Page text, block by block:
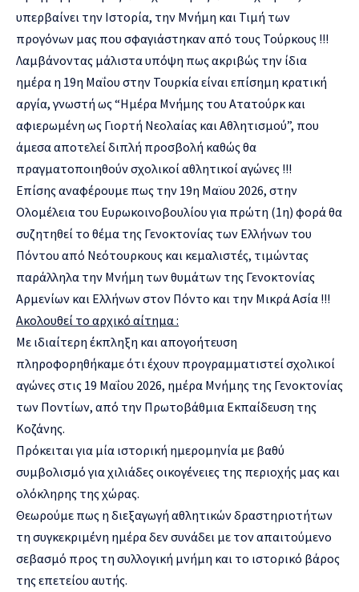
υπερβαίνει την Ιστορία, την Μνήμη και Τιμή των
προγόνων μας που σφαγιάστηκαν από τους Τούρκους !!!
Λαμβάνοντας μάλιστα υπόψη πως ακριβώς την ίδια
ημέρα η 19η Μαΐου στην Τουρκία είναι επίσημη κρατική
αργία, γνωστή ως “Ημέρα Μνήμης του Ατατούρκ και
αφιερωμένη ως Γιορτή Νεολαίας και Αθλητισμού”, που
άμεσα αποτελεί διπλή προσβολή καθώς θα
πραγματοποιηθούν σχολικοί αθλητικοί αγώνες !!!
Επίσης αναφέρουμε πως την 19η Μαϊου 2026, στην
Ολομέλεια του Ευρωκοινοβουλίου για πρώτη (1η) φορά θα
συζητηθεί το θέμα της Γενοκτονίας των Ελλήνων του
Πόντου από Νεότουρκους και κεμαλιστές, τιμώντας
παράλληλα την Μνήμη των θυμάτων της Γενοκτονίας
Αρμενίων και Ελλήνων στον Πόντο και την Μικρά Ασία !!!
Ακολουθεί το αρχικό αίτημα :
Με ιδιαίτερη έκπληξη και απογοήτευση
πληροφορηθήκαμε ότι έχουν προγραμματιστεί σχολικοί
αγώνες στις 19 Μαΐου 2026, ημέρα Μνήμης της Γενοκτονίας
των Ποντίων, από την Πρωτοβάθμια Εκπαίδευση της
Κοζάνης.
Πρόκειται για μία ιστορική ημερομηνία με βαθύ
συμβολισμό για χιλιάδες οικογένειες της περιοχής μας και
ολόκληρης της χώρας.
Θεωρούμε πως η διεξαγωγή αθλητικών δραστηριοτήτων
τη συγκεκριμένη ημέρα δεν συνάδει με τον απαιτούμενο
σεβασμό προς τη συλλογική μνήμη και το ιστορικό βάρος
της επετείου αυτής.